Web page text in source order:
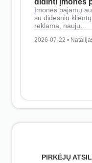
didinti įmonės
Įmonės pajamų
su didesniu
reklama, naujų…
2026-07-22 • Natalija
PIRKĖJŲ